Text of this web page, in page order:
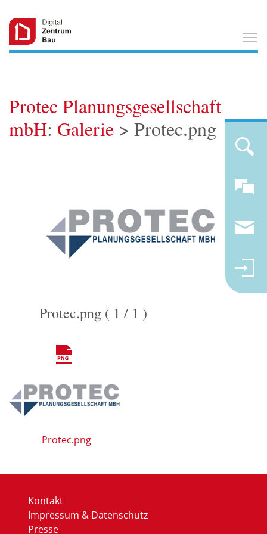
Protec Planungsgesellschaft
mbH: Galerie > Protec.png
Protec.png ( 1 / 1 )
Protec.png
Kontakt
Impressum & Datenschutz
Presse